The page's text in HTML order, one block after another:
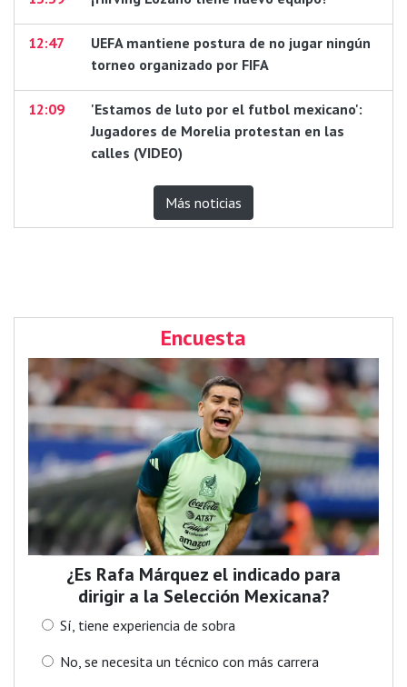
12:47
UEFA mantiene postura de no jugar ningún
torneo organizado por FIFA
12:09
'Estamos de luto por el futbol mexicano':
Jugadores de Morelia protestan en las
calles (VIDEO)
Más noticias
Encuesta
¿Es Rafa Márquez el indicado para
dirigir a la Selección Mexicana?
Sí, tiene experiencia de sobra
No, se necesita un técnico con más carrera